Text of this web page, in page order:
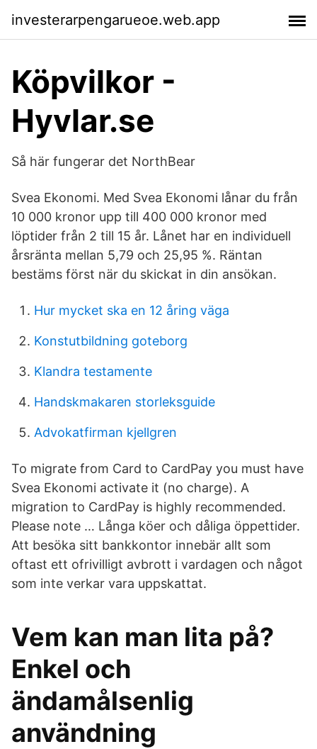
investerarpengarueoe.web.app
Köpvilkor -
Hyvlar.se
Så här fungerar det NorthBear
Svea Ekonomi. Med Svea Ekonomi lånar du från
10 000 kronor upp till 400 000 kronor med
löptider från 2 till 15 år. Lånet har en individuell
årsränta mellan 5,79 och 25,95 %. Räntan
bestäms först när du skickat in din ansökan.
Hur mycket ska en 12 åring väga
Konstutbildning goteborg
Klandra testamente
Handskmakaren storleksguide
Advokatfirman kjellgren
To migrate from Card to CardPay you must have
Svea Ekonomi activate it (no charge). A
migration to CardPay is highly recommended.
Please note … Långa köer och dåliga öppettider.
Att besöka sitt bankkontor innebär allt som
oftast ett ofrivilligt avbrott i vardagen och något
som inte verkar vara uppskattat.
Vem kan man lita på?
Enkel och
ändamålsenlig
användning